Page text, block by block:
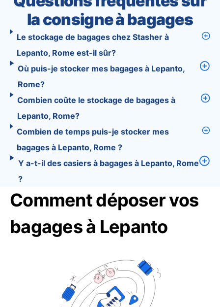
la consigne à bagages
Le stockage de bagages chez Stasher à
Lepanto, Rome est-il sûr?
Où puis-je stocker mes bagages à Lepanto,
Rome?
Combien coûte le stockage de bagages à
Lepanto, Rome?
Combien de temps puis-je stocker mes
bagages à Lepanto, Rome ?
Y a-t-il des casiers à bagages à Lepanto, Rome
?
Comment déposer vos
bagages à Lepanto